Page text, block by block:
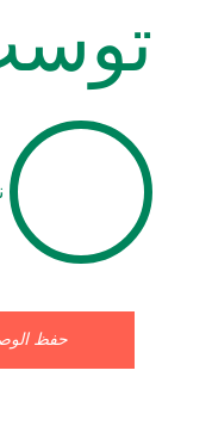
حفظ